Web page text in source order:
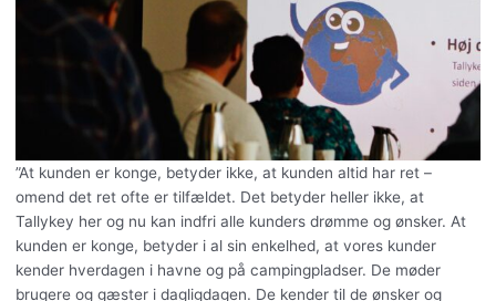
”At kunden er konge, betyder ikke, at kunden altid har ret –
omend det ret ofte er tilfældet. Det betyder heller ikke, at
Tallykey her og nu kan indfri alle kunders drømme og ønsker. At
kunden er konge, betyder i al sin enkelhed, at vores kunder
kender hverdagen i havne og på campingpladser. De møder
brugere og gæster i dagligdagen. De kender til de ønsker og